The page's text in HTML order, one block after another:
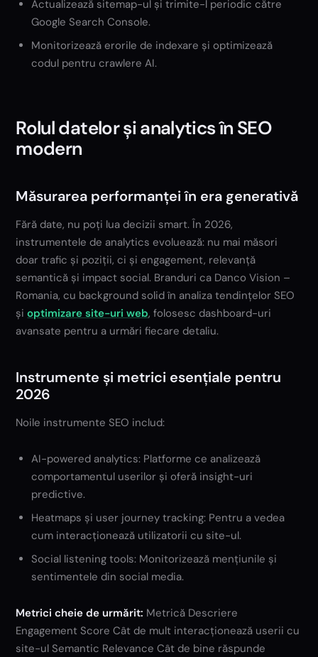
Actualizează sitemap-ul și trimite-l periodic către
Google Search Console.
Monitorizează erorile de indexare și optimizează
codul pentru crawlere AI.
Rolul datelor și analytics în SEO
modern
Măsurarea performanței în era generativă
Fără date, nu poți lua decizii smart. În 2026,
instrumentele de analytics evoluează: nu mai măsori
doar trafic și poziții, ci și engagement, relevanță
semantică și impact social. Branduri ca Danco Vision –
Romania, cu background solid în analiza tendințelor SEO
șioptimizare site-uri web, folosesc dashboard-uri
avansate pentru a urmări fiecare detaliu.
Instrumente și metrici esențiale pentru
2026
Noile instrumente SEO includ:
AI-powered analytics: Platforme ce analizează
comportamentul userilor și oferă insight-uri
predictive.
Heatmaps și user journey tracking: Pentru a vedea
cum interacționează utilizatorii cu site-ul.
Social listening tools: Monitorizează mențiunile și
sentimentele din social media.
Metrici cheie de urmărit: Metrică Descriere
Engagement Score Cât de mult interacționează userii cu
site-ul Semantic Relevance Cât de bine răspunde